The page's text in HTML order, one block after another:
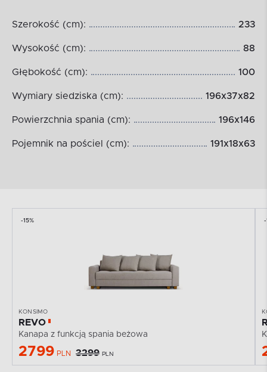
Szerokość (cm): 233
Wysokość (cm): 88
Głębokość (cm): 100
Wymiary siedziska (cm): 196x37x82
Powierzchnia spania (cm): 196x146
Pojemnik na pościel (cm): 191x18x63
-15%
KONSIMO
REVO
Kanapa z funkcją spania beżowa
2799 PLN 3299 PLN
-